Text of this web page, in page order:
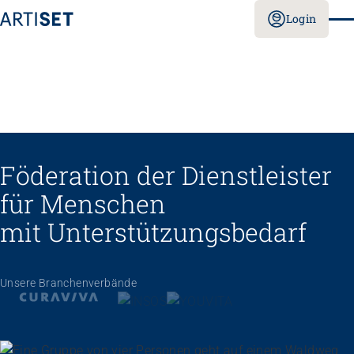
Login
Föderation der Dienstleister
für Menschen
mit Unterstützungs­bedarf
Unsere Branchenverbände